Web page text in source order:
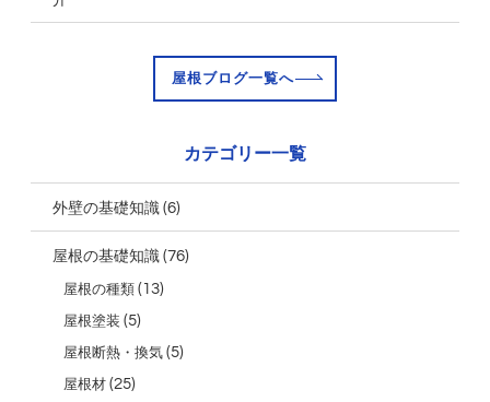
屋根ブログ一覧へ
カテゴリー一覧
外壁の基礎知識(6)
屋根の基礎知識(76)
屋根の種類(13)
屋根塗装 (5)
屋根断熱・換気(5)
屋根材(25)